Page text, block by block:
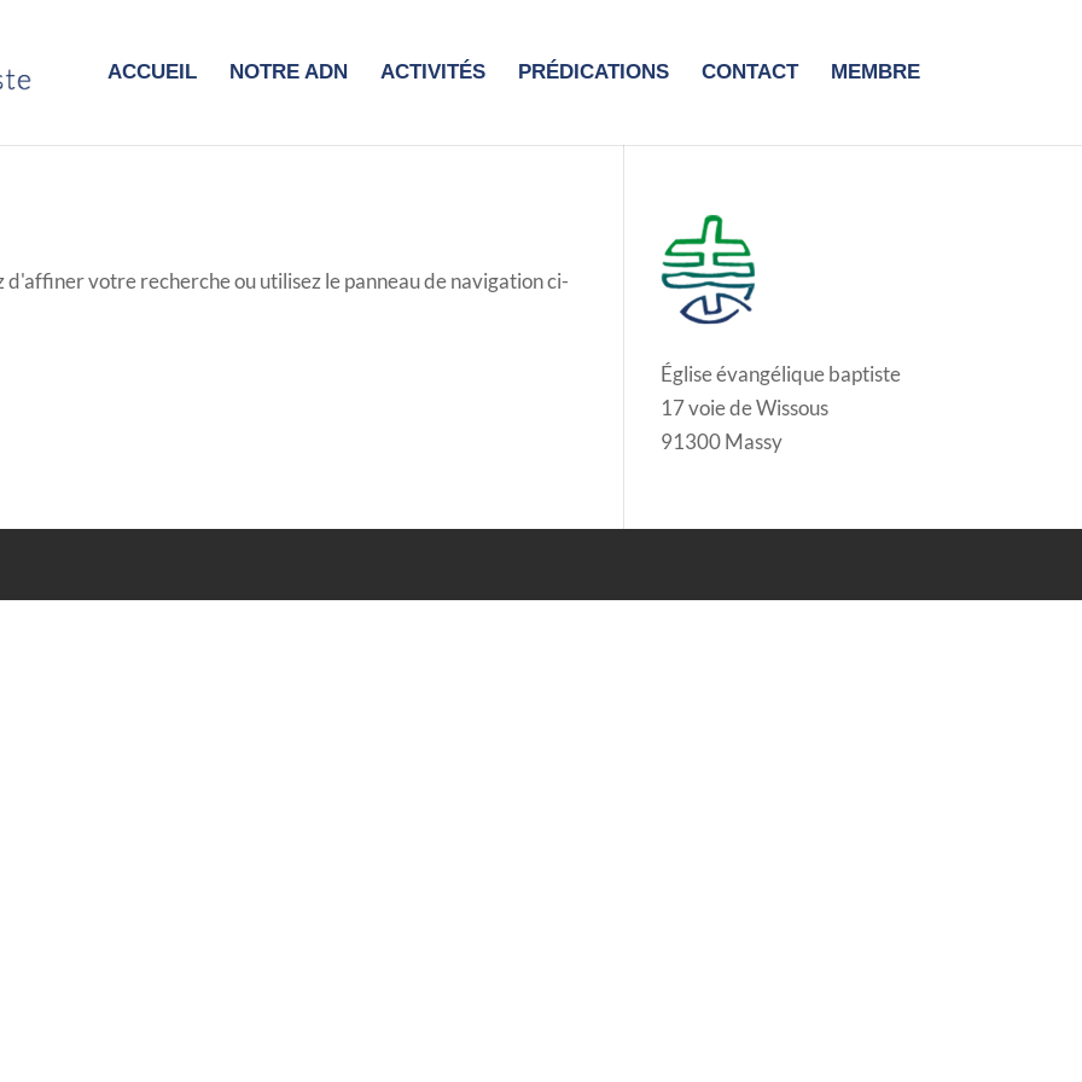
ACCUEIL NOTRE ADN ACTIVITÉS PRÉDICATIONS CONTACT MEMBRE
votre recherche ou utilisez le panneau de navigation ci-
Église évangélique baptiste
17 voie de Wissous
91300 Massy